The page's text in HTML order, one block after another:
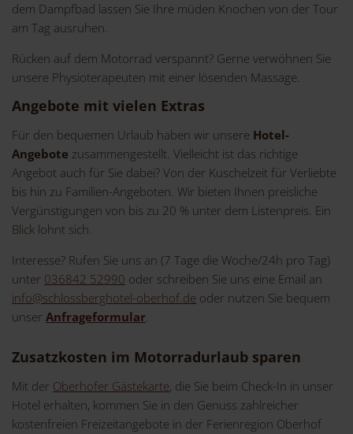
dem Dampfbad lassen Sie Ihre müden Knochen von der Tour
am Tag ausruhen.
Rücken auf dem Motorrad verspannt? Gerne verwöhnen Sie
unsere Physioterapeuten mit einer lösenden Massage.
Angebote mit vielen Extras
Für den bequemen Urlaub haben wir unsere Hotel-
Angebote zusammengestellt. Vielleicht ist das richtige
Angebot auch für Sie dabei? Von der Kuschelzeit für Verliebte
bis hin zu Familien-Angeboten. Wir bieten Ihnen preisliche
Vergünstigungen von bis zu 20 % unter dem Listenpreis. Ein
Blick lohnt sich.
Interesse? Rufen Sie uns an (7 Tage die Woche/24h pro Tag)
unter 036842 52990 oder schreiben Sie uns eine Email an
info@schlossberghotel-oberhof.de oder nutzen Sie bequem
unser Anfrageformular.
Zusatzkosten im Motorradurlaub sparen
Mit der Oberhofer Gästekarte, die Sie beim Check-In in unser
Hotel erhalten, kommen Sie in den Genuss zahlreicher
kostenfreien Freizeitangebote in der Ferienregion Oberhof